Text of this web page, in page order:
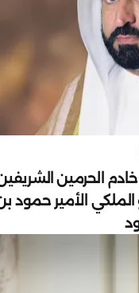
الحرمين
الأمير حمود